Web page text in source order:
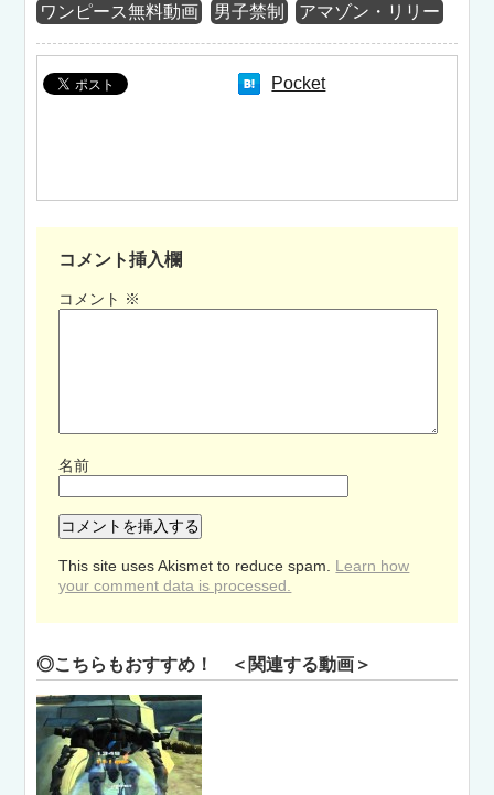
ワンピース無料動画 男子禁制 アマゾン・リリー
Pocket
コメント挿入欄
コメント ※
名前
This site uses Akismet to reduce spam. Learn how
your comment data is processed.
◎こちらもおすすめ！ ＜関連する動画＞